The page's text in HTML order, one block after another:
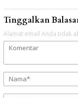
Tinggalkan
Alamat email Anda tidak